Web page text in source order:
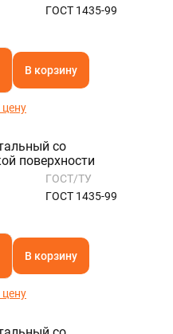
ГОСТ 1435-99
В корзину
со
поверхности
ГОСТ/ТУ
ГОСТ 1435-99
В корзину